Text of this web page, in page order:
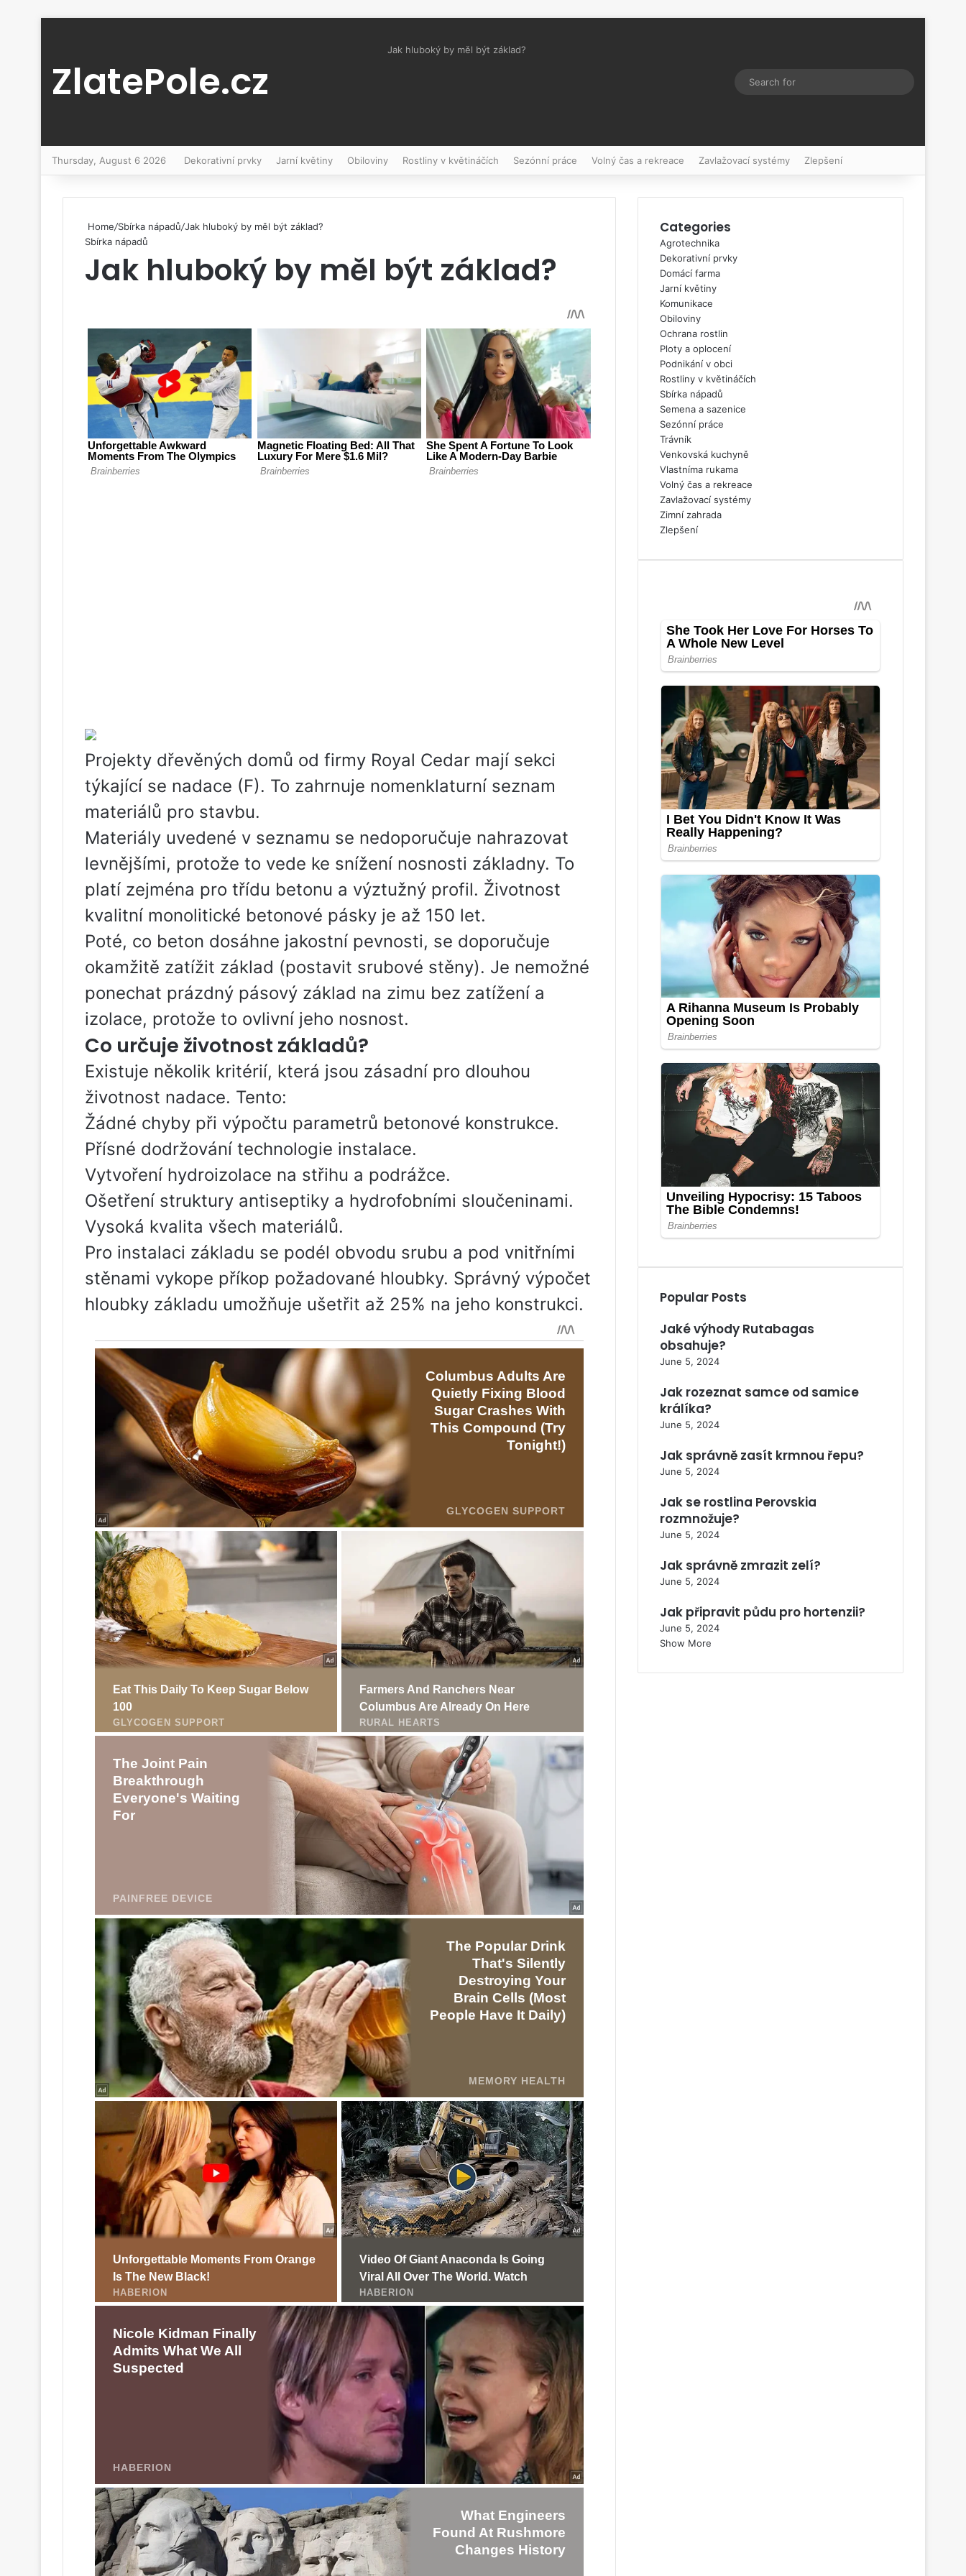
ZlatePole.cz
Jak hluboký by měl být základ?
Switch skin
Thursday, August 6 2026 Dekorativní prvky Jarní květiny Obiloviny Rostliny v květináčích Sezónní práce Volný čas a rekreace Zavlažovací systémy Zlepšení
Home/Sbírka nápadů/Jak hluboký by měl být základ?
Sbírka nápadů
Jak hluboký by měl být základ?
Projekty dřevěných domů od firmy Royal Cedar mají sekci
týkající se nadace (F). To zahrnuje nomenklaturní seznam
materiálů pro stavbu.
Materiály uvedené v seznamu se nedoporučuje nahrazovat
levnějšími, protože to vede ke snížení nosnosti základny. To
platí zejména pro třídu betonu a výztužný profil. Životnost
kvalitní monolitické betonové pásky je až 150 let.
Poté, co beton dosáhne jakostní pevnosti, se doporučuje
okamžitě zatížit základ (postavit srubové stěny). Je nemožné
ponechat prázdný pásový základ na zimu bez zatížení a
izolace, protože to ovlivní jeho nosnost.
Co určuje životnost základů?
Existuje několik kritérií, která jsou zásadní pro dlouhou
životnost nadace. Tento:
Žádné chyby při výpočtu parametrů betonové konstrukce.
Přísné dodržování technologie instalace.
Vytvoření hydroizolace na střihu a podrážce.
Ošetření struktury antiseptiky a hydrofobními sloučeninami.
Vysoká kvalita všech materiálů.
Pro instalaci základu se podél obvodu srubu a pod vnitřními
stěnami vykope příkop požadované hloubky. Správný výpočet
hloubky základu umožňuje ušetřit až 25% na jeho konstrukci.
Categories
Agrotechnika
Dekorativní prvky
Domácí farma
Jarní květiny
Komunikace
Obiloviny
Ochrana rostlin
Ploty a oplocení
Podnikání v obci
Rostliny v květináčích
Sbírka nápadů
Semena a sazenice
Sezónní práce
Trávník
Venkovská kuchyně
Vlastníma rukama
Volný čas a rekreace
Zavlažovací systémy
Zimní zahrada
Zlepšení
Popular Posts
Jaké výhody Rutabagas
obsahuje?
June 5, 2024
Jak rozeznat samce od samice
králíka?
June 5, 2024
Jak správně zasít krmnou řepu?
June 5, 2024
Jak se rostlina Perovskia
rozmnožuje?
June 5, 2024
Jak správně zmrazit zelí?
June 5, 2024
Jak připravit půdu pro hortenzii?
June 5, 2024
Show More